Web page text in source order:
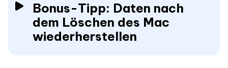
Bonus-Tipp: Daten nach
dem Löschen des Mac
wiederherstellen